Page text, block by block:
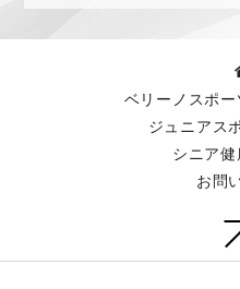
ベリーノスポ
ジュニアス
シニア
お問